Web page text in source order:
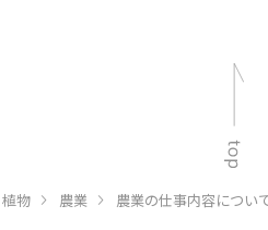
物 農業 農業の仕事内容につい